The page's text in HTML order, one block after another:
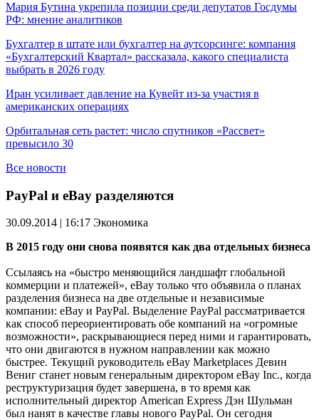
Мария Бутина укрепила позиции среди депутатов Госдумы
РФ: мнение аналитиков
Бухгалтер в штате или бухгалтер на аутсорсинге: компания
«Бухгалтерский Квартал» рассказала, какого специалиста
выбрать в 2026 году
Иран усиливает давление на Кувейт из-за участия в
американских операциях
Орбитальная сеть растет: число спутников «Рассвет»
превысило 30
Все новости
PayPal и eBay разделяются
30.09.2014 | 16:17 Экономика
В 2015 году они снова появятся как два отдельных бизнеса
Ссылаясь на «быстро меняющийся ландшафт глобальной
коммерции и платежей», eBay только что объявила о планах
разделения бизнеса на две отдельные и независимые
компании: eBay и PayPal. Выделение PayPal рассматривается
как способ переориентировать обе компаний на «огромные
возможности», раскрывающиеся перед ними и гарантировать,
что они двигаются в нужном направлении как можно
быстрее. Текущий руководитель eBay Marketplaces Девин
Вениг станет новым генеральным директором eBay Inc., когда
реструктуризация будет завершена, в то время как
исполнительный директор American Express Дэн Шульман
был нанят в качестве главы нового PayPal. Он сегодня